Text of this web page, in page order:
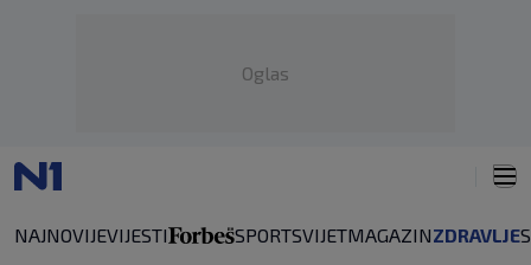
Oglas
NAJNOVIJEVIJESTI SPORTSVIJETMAGAZINZDRAVLJE